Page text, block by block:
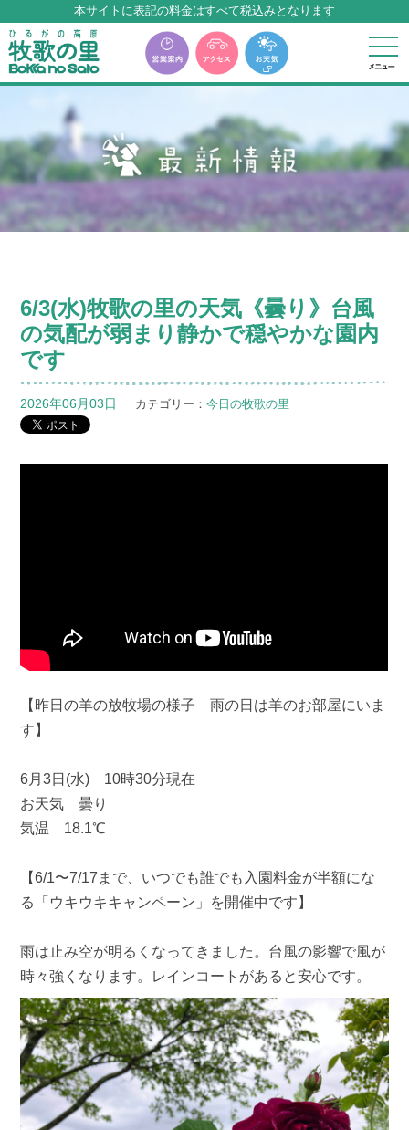
牧歌の里温泉『牧華』は12月中旬まで休館いたします。
6/3(水)牧歌の里の天気《曇り》台風
の気配が弱まり静かで穏やかな園内
です
2026年06月03日 カテゴリー：今日の牧歌の里
【昨日の羊の放牧場の様子 雨の日は羊のお部屋にいま
す】
6月3日(水) 10時30分現在
お天気 曇り
気温 18.1℃
【6/1〜7/17まで、いつでも誰でも入園料金が半額にな
る「ウキウキキャンペーン」を開催中です】
雨は止み空が明るくなってきました。台風の影響で風が
時々強くなります。レインコートがあると安心です。